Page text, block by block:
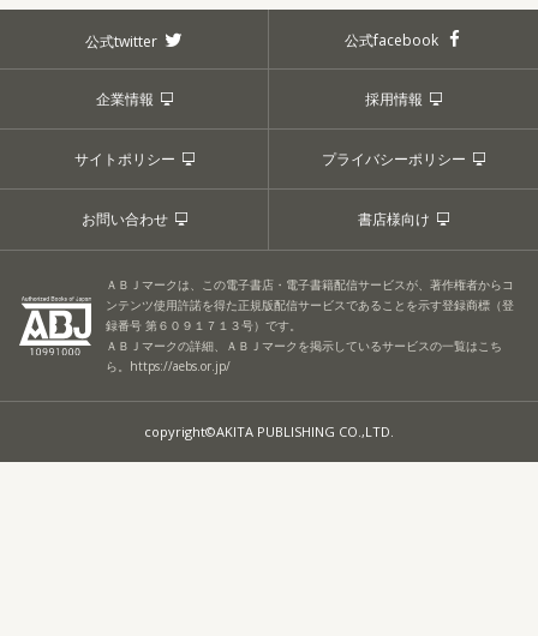
公式twitter 公式facebook
企業情報 採用情報
サイトポリシー プライバシーポリシー
お問い合わせ 書店様向け
ＡＢＪマークは、この電子書店・電子書籍配信サービスが、著作権者からコ
ンテンツ使用許諾を得た正規版配信サービスであることを示す登録商標（登
録番号 第６０９１７１３号）です。
ＡＢＪマークの詳細、ＡＢＪマークを掲示しているサービスの一覧はこち
ら。 https://aebs.or.jp/
copyright©AKITA PUBLISHING CO.,LTD.